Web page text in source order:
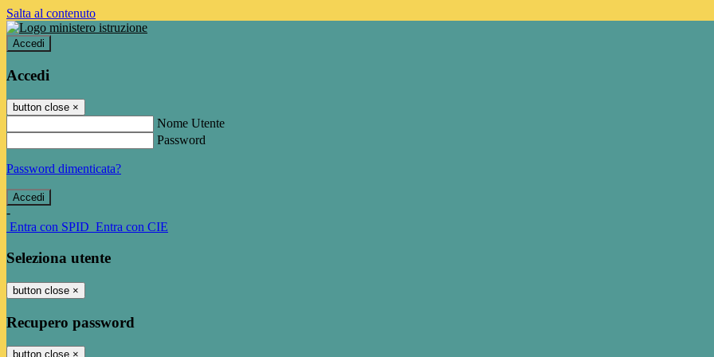
Salta al contenuto
Accedi
Accedi
button close ×
Nome Utente
Password
Password dimenticata?
-
Entra con SPID Entra con CIE
Seleziona utente
button close ×
Recupero password
button close ×